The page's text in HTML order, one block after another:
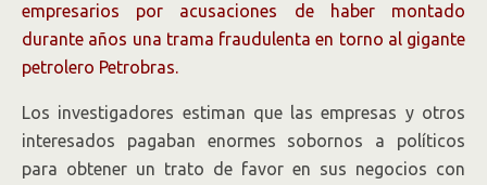
empresarios por acusaciones de haber montado
durante años una trama fraudulenta en torno al gigante
petrolero Petrobras.
Los investigadores estiman que las empresas y otros
interesados pagaban enormes sobornos a políticos
para obtener un trato de favor en sus negocios con